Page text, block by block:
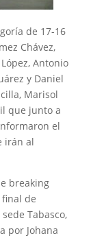
de 17-16
Chávez,
Antonio
y Daniel
Marisol
que junto a
el
irán al
breaking
de
Tabasco,
por Johana